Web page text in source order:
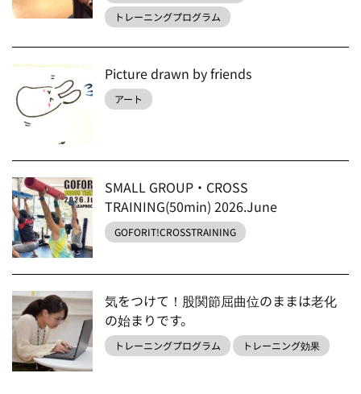
トレーニングプログラム
Picture drawn by friends
アート
SMALL GROUP・CROSS
TRAINING(50min) 2026.June
GOFORIT!CROSSTRAINING
気をつけて！股関節屈曲位のままは老化
の始まりです。
トレーニングプログラム トレーニング効果